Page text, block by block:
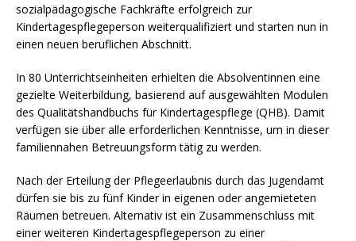
sozialpädagogische Fachkräfte erfolgreich zur
Kindertagespflegeperson weiterqualifiziert und starten nun in
einen neuen beruflichen Abschnitt.
In 80 Unterrichtseinheiten erhielten die Absolventinnen eine
gezielte Weiterbildung, basierend auf ausgewählten Modulen
des Qualitätshandbuchs für Kindertagespflege (QHB). Damit
verfügen sie über alle erforderlichen Kenntnisse, um in dieser
familiennahen Betreuungsform tätig zu werden.
Nach der Erteilung der Pflegeerlaubnis durch das Jugendamt
dürfen sie bis zu fünf Kinder in eigenen oder angemieteten
Räumen betreuen. Alternativ ist ein Zusammenschluss mit
einer weiteren Kindertagespflegeperson zu einer